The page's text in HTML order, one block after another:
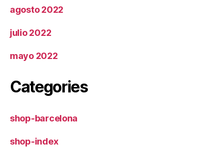
agosto 2022
julio 2022
mayo 2022
Categories
shop-barcelona
shop-index